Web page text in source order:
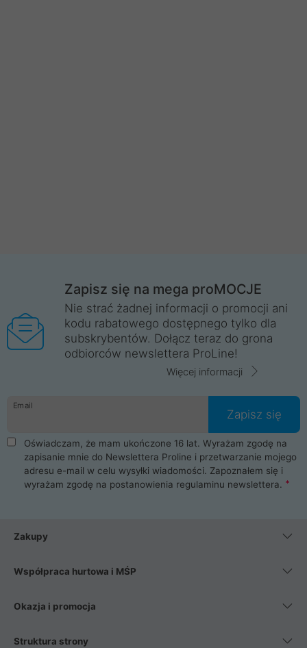
Zapisz się na mega proMOCJE
Nie strać żadnej informacji o promocji ani
kodu rabatowego dostępnego tylko dla
subskrybentów. Dołącz teraz do grona
odbiorców newslettera ProLine!
Więcej informacji
Email
Zapisz się
Oświadczam, że mam ukończone 16 lat. Wyrażam zgodę na
zapisanie mnie do Newslettera Proline i przetwarzanie mojego
adresu e-mail w celu wysyłki wiadomości. Zapoznałem się i
wyrażam zgodę na postanowienia regulaminu newslettera.
Zakupy
Współpraca hurtowa i MŚP
Okazja i promocja
Struktura strony